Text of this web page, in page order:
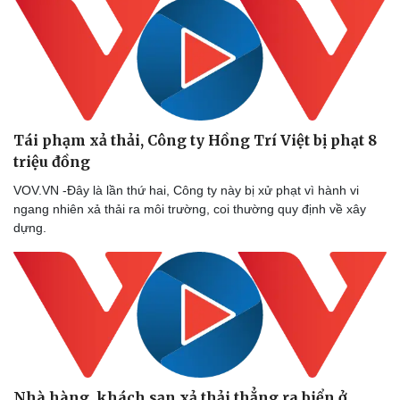
Doanh nghiệp
Thông tin doanh nghiệp
Doanh nhân
Vì cộng đồng
Công nghệ
Sành điệu
Trải nghiệm
Tái phạm xả thải, Công ty Hồng Trí Việt bị phạt 8
triệu đồng
VOV.VN -Đây là lần thứ hai, Công ty này bị xử phạt vì hành vi
ngang nhiên xả thải ra môi trường, coi thường quy định về xây
dựng.